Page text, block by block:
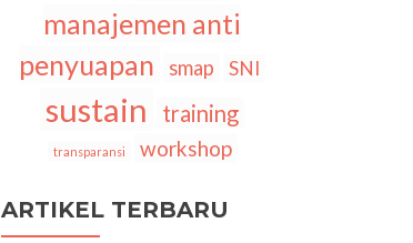
manajemen anti
penyuapan
smap SNI
sustain training
transparansi workshop
ARTIKEL TERBARU